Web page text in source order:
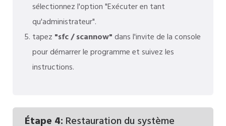
sélectionnez l'option "Exécuter en tant
qu'administrateur".
tapez "sfc / scannow"dans l'invite de la console
pour démarrer le programme et suivez les
instructions.
Étape 4: Restauration du système